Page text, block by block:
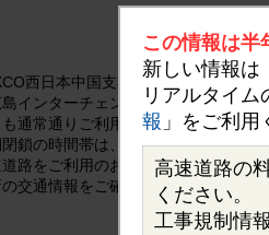
この情報は半
新しい情報は
リアルタイム
報 」をご利用
高速道路の
ください。
工事規制情
西日本中国支社（広島市安佐南区
インターチェンジ（IC）における舗
通常通りご利用いただけます。
鎖の時間帯は、近隣のICをご利用
道路をご利用のお客さまや沿道の皆
交通情報をご確認のうえ、計画的に